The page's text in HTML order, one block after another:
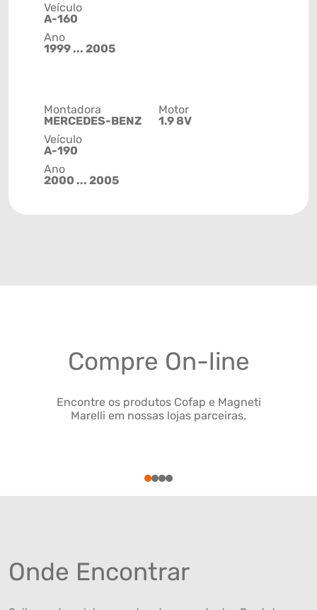
Veículo
A-160
Ano
1999 ... 2005
Montadora
MERCEDES-BENZ
Veículo
A-190
Ano
2000 ... 2005
Motor
1.9 8V
Compre On-line
Encontre os produtos Cofap e Magneti
Marelli em nossas lojas parceiras.
1234
Onde Encontrar